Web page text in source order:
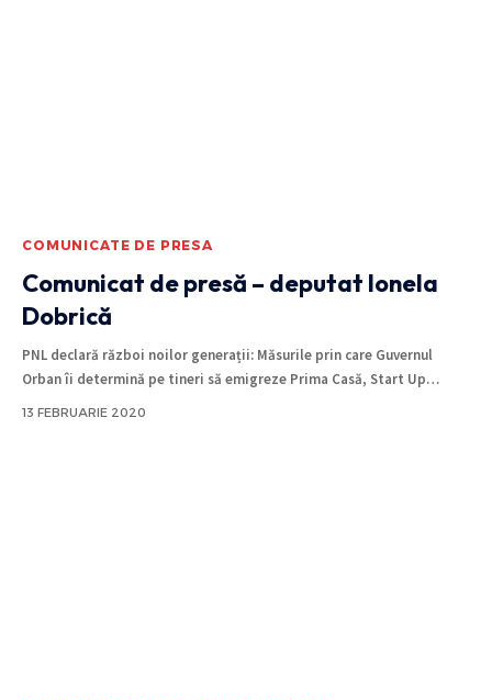
COMUNICATE DE PRESA
Comunicat de presă – deputat Ionela
Dobrică
PNL declară război noilor generații: Măsurile prin care Guvernul
Orban îi determină pe tineri să emigreze Prima Casă, Start Up…
13 FEBRUARIE 2020